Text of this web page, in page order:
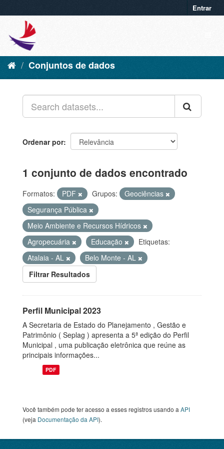
Entrar
Conjuntos de dados
Ordenar por
1 conjunto de dados encontrado
Formatos: PDF Grupos:
Geociências
Segurança Pública
Meio Ambiente e Recursos Hídricos
Agropecuária
Educação
Etiquetas:
Atalaia - AL
Belo Monte - AL
Filtrar Resultados
Perfil Municipal 2023
A Secretaria de Estado do Planejamento , Gestão e
Patrimônio ( Seplag ) apresenta a 5ª edição do Perfil
Municipal , uma publicação eletrônica que reúne as
principais informações...
PDF
Você também pode ter acesso a esses registros usando a API
(veja Documentação da API).